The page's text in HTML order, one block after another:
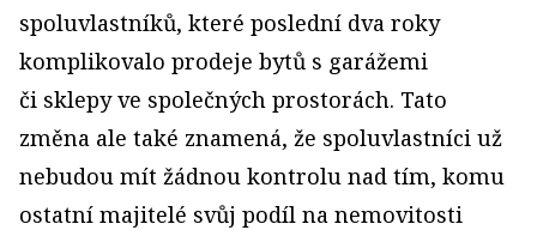
spoluvlastníků, které poslední dva roky
komplikovalo prodeje bytů s garážemi
či sklepy ve společných prostorách. Tato
změna ale také znamená, že spoluvlastníci už
nebudou mít žádnou kontrolu nad tím, komu
ostatní majitelé svůj podíl na nemovitosti